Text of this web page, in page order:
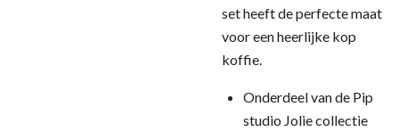
set heeft de perfecte maat
voor een heerlijke kop
koffie.
Onderdeel van de Pip
studio Jolie collectie